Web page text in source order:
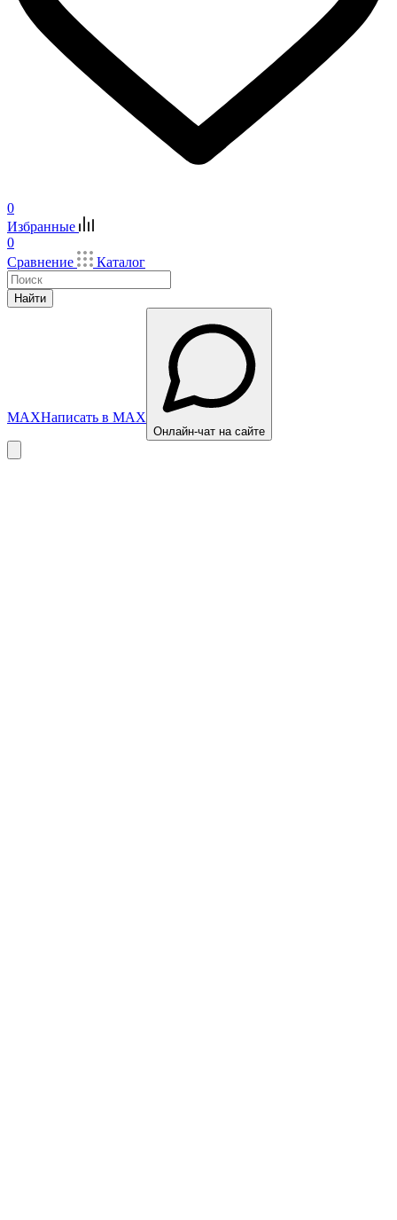
0
Избранные
0
Сравнение
Каталог
Найти
MAXНаписать в MAX
Онлайн-чат на сайте